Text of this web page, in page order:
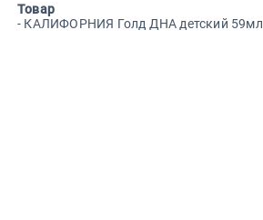
Товар
- КАЛИФОРНИЯ Голд ДНА детский 59мл